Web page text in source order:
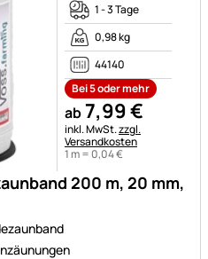
200 m, 20 mm,
1 - 3 Tage
0,98 kg
44140
Bei 5 oder mehr
ab7,99€
Steuerhinweis:
inkl. MwSt.zzgl.
Versandkosten
1 m = 0,04€